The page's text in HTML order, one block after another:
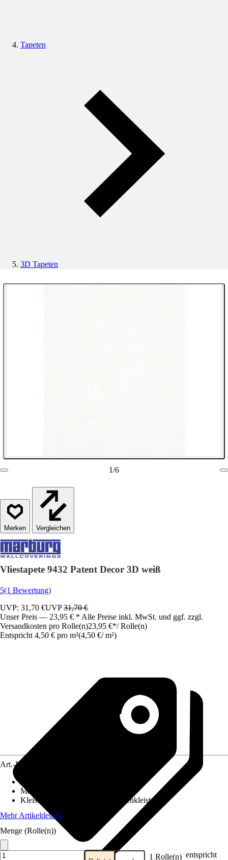
Tapeten
3D Tapeten
1/6
Vergleichen
Vliestapete 9432 Patent Decor 3D weiß
5(1 Bewertung)
UVP: 31,70 €UVP31,70 €
Unser Preis — 23,95 € * Alle Preise inkl. MwSt. und ggf. zzgl.
Versandkosten pro Rolle(n)23,95 €*/ Rolle(n)
Entspricht 4,50 € pro m²(4,50 €/ m²)
Art.-Nr.
Maße (BxH)
Kleisterempfehlung
Spezialtapetenkleister
Mehr Artikeldetails
Menge (Rolle(n))
1 Rolle(n) entspricht